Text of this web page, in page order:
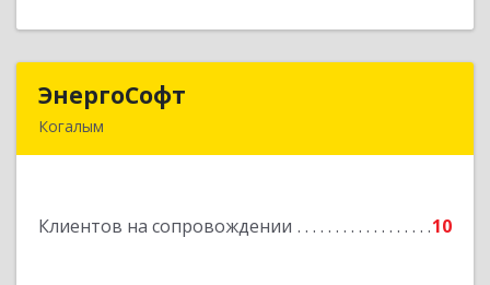
ЭнергоСофт
Когалым
Клиентов на сопровождении 10